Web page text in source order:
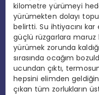
kilometre yürümeyi
yürümekten dolayı
belirtti. Su ihtiyacını kar
güçlü rüzgarlara maruz
yürümek zorunda
sırasında ocağım
ucundan çıktı,
hepsini elimden
çıkan tüm zorlukların